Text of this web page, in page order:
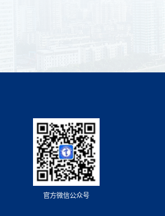
官方微信公众号